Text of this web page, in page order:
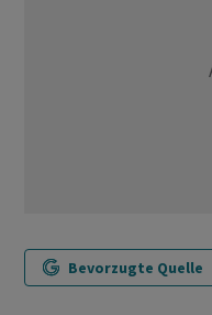
Bevorzugte Quelle